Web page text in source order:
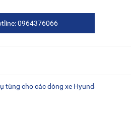
0964376066
các dòng xe Hyundai, Kia, Daewoo,